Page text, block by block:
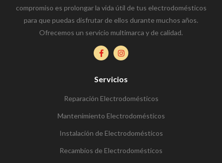
compromiso es prolongar la vida útil de tus electrodomésticos
para que puedas disfrutar de ellos durante muchos años.
Ofrecemos un servicio multimarca y de calidad.
Servicios
Reparación Electrodomésticos
Mantenimiento Electrodomésticos
Instalación de Electrodomésticos
Recambios de Electrodomésticos